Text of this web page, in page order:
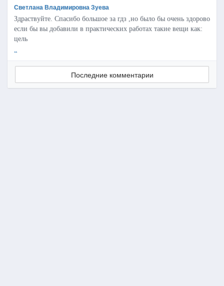
Светлана Владимировна Зуева
Здраствуйте. Спасибо большое за гдз ,но было бы очень здорово
если бы вы добавили в практических работах такие вещи как:
цель
..
Последние комментарии